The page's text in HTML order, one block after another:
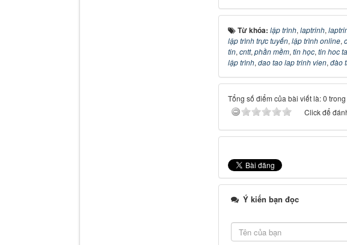
Từ khóa: lập trình, laptrinh,
lập trình trực tuyến, lập trình online,
tin, cntt, phần mềm, tin học, tin hoc
lập trình, dao tao lap trinh vien, đào
Tổng số điểm của bài viết là: 0
Click để
Ý kiến bạn đọc